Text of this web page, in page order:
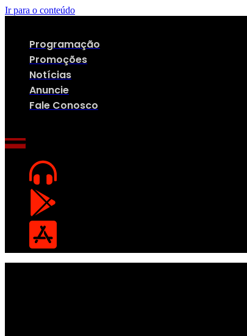
Ir para o conteúdo
Programação
Promoções
Notícias
Anuncie
Fale Conosco